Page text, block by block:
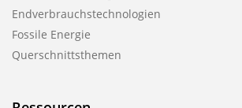
Endverbrauchstechnologien
Fossile Energie
Querschnittsthemen